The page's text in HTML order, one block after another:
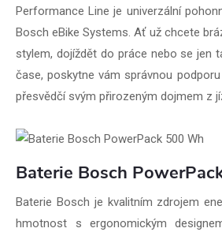
Performance Line je univerzální
Bosch eBike Systems. Ať už chcete
stylem, dojíždět do práce nebo se jen
čase, poskytne vám správnou
přesvědčí svým přirozeným dojmem z
Baterie Bosch
Baterie Bosch je kvalitním zdrojem
hmotnost s ergonomickým